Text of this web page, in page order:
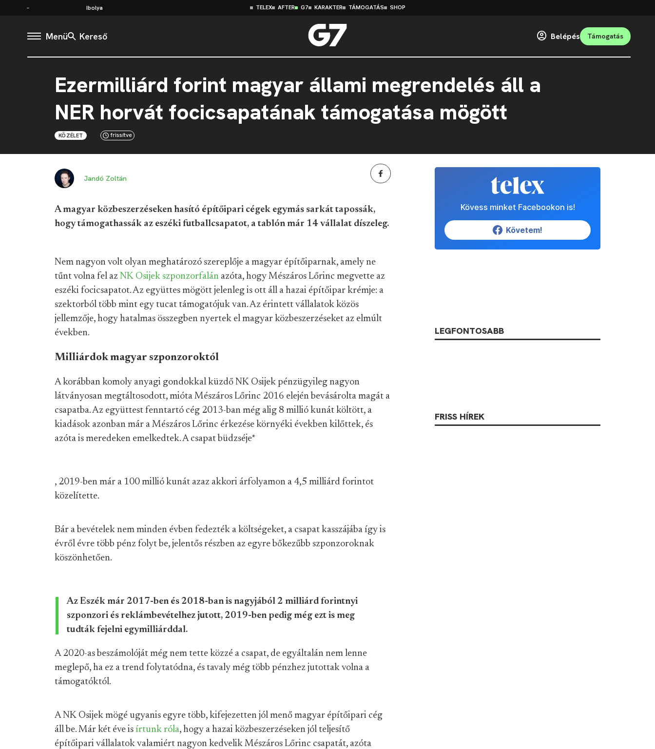
Ibolya TELEX AFTER G7 KARAKTER TÁMOGATÁS SHOP
Menü Kereső Belépés Támogatás
Ezermilliárd forint magyar állami megrendelés áll a
NER horvát focicsapatának támogatása mögött
KÖZÉLET frissítve
Jandó Zoltán
A magyar közbeszerzéseken hasító építőipari cégek egymás sarkát tapossák,
hogy támogathassák az eszéki futballcsapatot, a tablón már 14 vállalat díszeleg.
Nem nagyon volt olyan meghatározó szereplője a magyar építőiparnak, amely ne
tűnt volna fel az NK Osijek szponzorfalán azóta, hogy Mészáros Lőrinc megvette az
eszéki focicsapatot. Az együttes mögött jelenleg is ott áll a hazai építőipar krémje: a
szektorból több mint egy tucat támogatójuk van. Az érintett vállalatok közös
jellemzője, hogy hatalmas összegben nyertek el magyar közbeszerzéseket az elmúlt
években.
Milliárdok magyar szponzoroktól
A korábban komoly anyagi gondokkal küzdő NK Osijek pénzügyileg nagyon
látványosan megtáltosodott, mióta Mészáros Lőrinc 2016 elején bevásárolta magát a
csapatba. Az együttest fenntartó cég 2013-ban még alig 8 millió kunát költött, a
kiadások azonban már a Mészáros Lőrinc érkezése környéki években kilőttek, és
azóta is meredeken emelkedtek. A csapat büdzséje*
, 2019-ben már a 100 millió kunát azaz akkori árfolyamon a 4,5 milliárd forintot
közelítette.
Bár a bevételek nem minden évben fedezték a költségeket, a csapat kasszájába így is
évről évre több pénz folyt be, jelentős részben az egyre bőkezűbb szponzoroknak
köszönhetően.
Az Eszék már 2017-ben és 2018-ban is nagyjából 2 milliárd forintnyi
szponzori és reklámbevételhez jutott, 2019-ben pedig még ezt is meg
tudták fejelni egymilliárddal.
A 2020-as beszámolóját még nem tette közzé a csapat, de egyáltalán nem lenne
meglepő, ha ez a trend folytatódna, és tavaly még több pénzhez jutottak volna a
támogatóktól.
A NK Osijek mögé ugyanis egyre több, kifejezetten jól menő magyar építőipari cég
áll be. Már két éve is írtunk róla, hogy a hazai közbeszerzéseken jól teljesítő
építőipari vállalatok valamiért nagyon kedvelik Mészáros Lőrinc csapatát, azóta
Kövess minket Facebookon is!
Követem!
LEGFONTOSABB
FRISS HÍREK